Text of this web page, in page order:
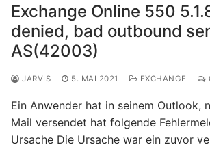
Exchange Online 550
denied, bad outbound
AS(42003)
JARVIS 5. MAI 2021 EXCHANGE
Ein Anwender hat in seinem Outlook,
Mail versendet hat folgende
Ursache Die Ursache war ein zuvor